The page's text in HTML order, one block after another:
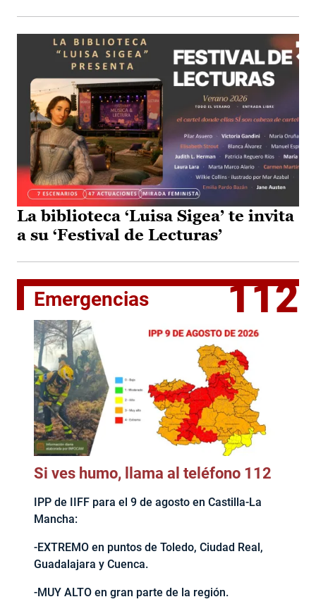
La biblioteca ‘Luisa Sigea’ te invita
a su ‘Festival de Lecturas’
Emergencias 112
Si ves humo, llama al teléfono 112
IPP de IIFF para el 9 de agosto en Castilla-La
Mancha:
-EXTREMO en puntos de Toledo, Ciudad Real,
Guadalajara y Cuenca.
-MUY ALTO en gran parte de la región.